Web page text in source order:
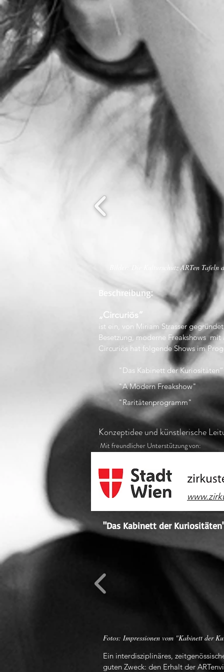
Bilder: Die Kulturschutz ARTen
Beschreibung:
„Circuriös“
ist ein, von Miriam Strasser
Besetzung, moderne Freakshows
Circuriös hat folgende Shows im
"Das Kabinett der
"A Modern Freakshow"
"Raritätenprogramm"
Konzeptidee und künstlerisc
Mit freundlicher Unterstützung von:
"Das Kabinett der
Fotos: Impressionen vom "Kabinett der
Ein interdisziplinäres,
guten Zweck: den Erhalt der